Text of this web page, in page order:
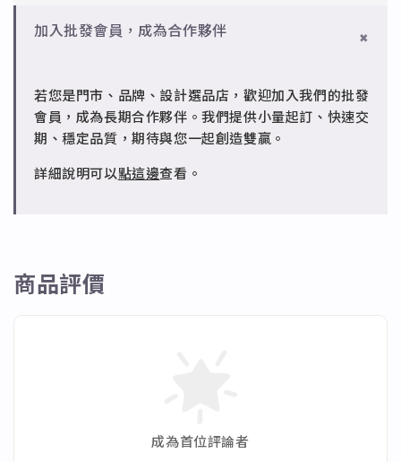
設計。
批發會員：達門檻享免運優惠，出貨時間約為2個工作
✻ 一般會員
✻ 批發會員
請聯繫 LINE 客服 @jfq1926j 協助處理。
加入批發會員，成為合作夥伴
若您是門市、品牌、設計選品店，歡迎加入我們的批發
會員，成為長期合作夥伴。我們提供小量起訂、快速交
期、穩定品質，期待與您一起創造雙贏。
詳細說明可以點這邊查看。
商品評價
成為首位評論者